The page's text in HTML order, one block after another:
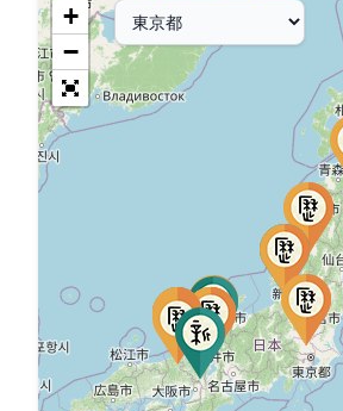
+
−